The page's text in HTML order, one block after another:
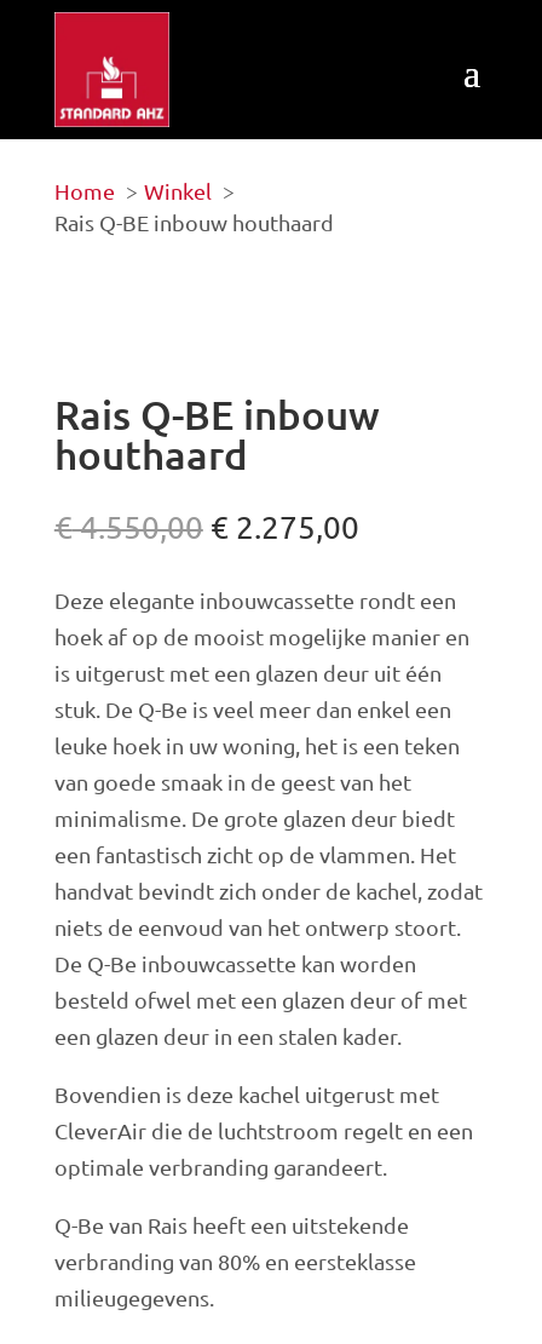
Home
Winkel
Rais Q-BE inbouw houthaard
Rais Q-BE inbouw
houthaard
€4.550,00 Oorspronkelijke
was:
€ 4.550,00.
€2.275,00Huidige
is:
€ 2.275,00.
Deze elegante inbouwcassette rondt een
hoek af op de mooist mogelijke manier en
is uitgerust met een glazen deur uit één
stuk. De Q-Be is veel meer dan enkel een
leuke hoek in uw woning, het is een teken
van goede smaak in de geest van het
minimalisme. De grote glazen deur biedt
een fantastisch zicht op de vlammen. Het
handvat bevindt zich onder de kachel, zodat
niets de eenvoud van het ontwerp stoort.
De Q-Be inbouwcassette kan worden
besteld ofwel met een glazen deur of met
een glazen deur in een stalen kader.
Bovendien is deze kachel uitgerust met
CleverAir die de luchtstroom regelt en een
optimale verbranding garandeert.
Q-Be van Rais heeft een uitstekende
verbranding van 80% en eersteklasse
milieugegevens.